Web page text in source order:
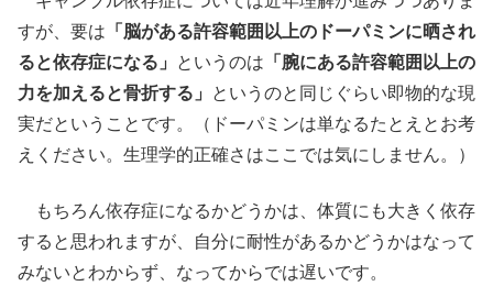
すが、要は 「脳がある許容範囲以上のドーパミンに晒され
ると依存症になる」
というのは 「腕にある許容範囲以上の
力を加えると骨折する」
というのと同じぐらい即物的な現
実だということです。（ドーパミンは単なるたとえとお考
えください。生理学的正確さはここでは気にしません。）
もちろん依存症になるかどうかは、体質にも大きく依存
すると思われますが、自分に耐性があるかどうかはなって
みないとわからず、なってからでは遅いです。